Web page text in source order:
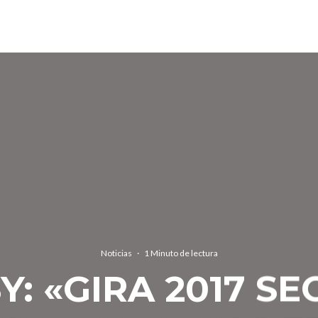
Noticias · 1 Minuto de lectura
«GIRA 2017